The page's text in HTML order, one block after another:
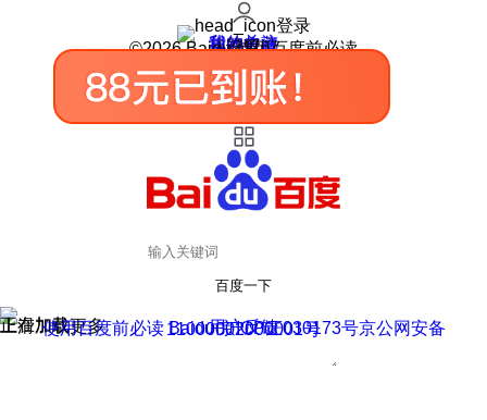
登录
我的关注
我的收藏
皮肤中心
用户反馈
设置
©2026 Baidu 使用百度前必读
百度一下
正在加载
上滑加载更多 用户反馈
使用百度前必读 Baidu 京ICP证030173号
京公网安备11000002000001号